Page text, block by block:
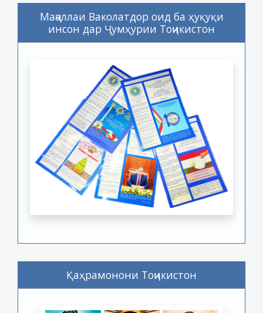
Маҷаллаи Ваколатдор оид ба ҳуқуқи
инсон дар Ҷумҳурии Тоҷикистон
Қаҳрамонони Тоҷикистон